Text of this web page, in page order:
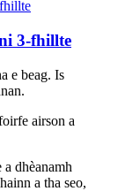
3-fhillte
e beag. Is
airson a
dhèanamh
a tha seo,